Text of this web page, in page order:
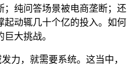
纯问答场景被电商垄断；还
起动辄几十个亿的投入。如何
大挑战。
，就需要系统。这当中，